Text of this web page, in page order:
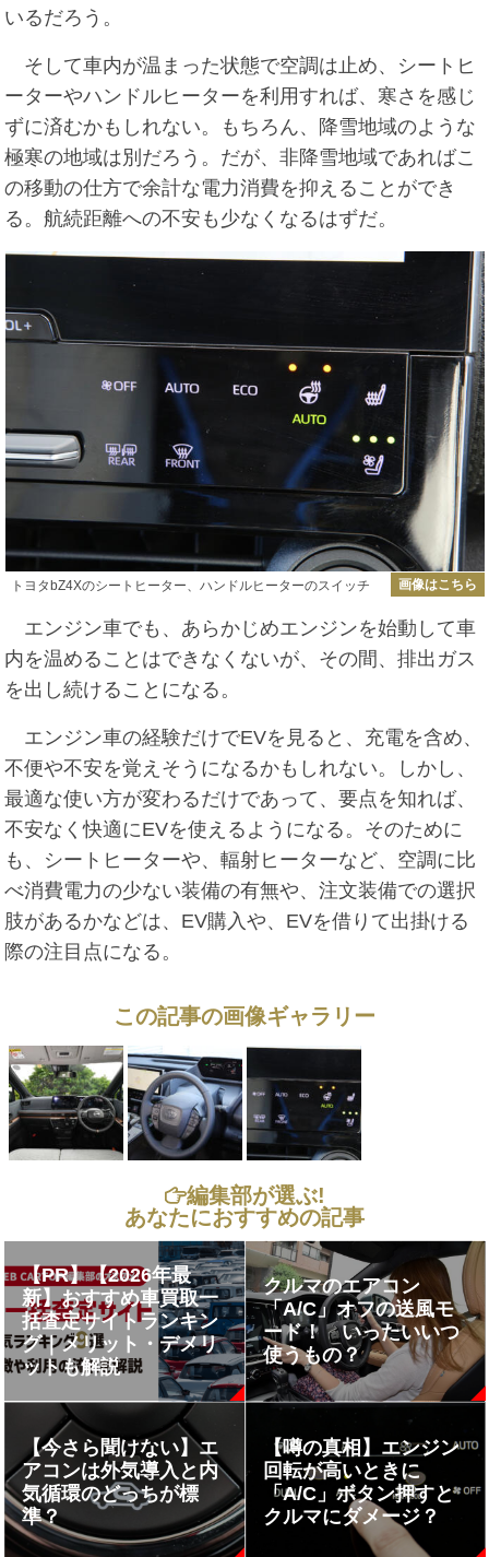
いるだろう。
そして車内が温まった状態で空調は止め、シートヒ
ーターやハンドルヒーターを利用すれば、寒さを感じ
ずに済むかもしれない。もちろん、降雪地域のような
極寒の地域は別だろう。だが、非降雪地域であればこ
の移動の仕方で余計な電力消費を抑えることができ
る。航続距離への不安も少なくなるはずだ。
トヨタbZ4Xのシートヒーター、ハンドルヒーターのスイッチ 画像はこちら
エンジン車でも、あらかじめエンジンを始動して車
内を温めることはできなくないが、その間、排出ガス
を出し続けることになる。
エンジン車の経験だけでEVを見ると、充電を含め、
不便や不安を覚えそうになるかもしれない。しかし、
最適な使い方が変わるだけであって、要点を知れば、
不安なく快適にEVを使えるようになる。そのために
も、シートヒーターや、輻射ヒーターなど、空調に比
べ消費電力の少ない装備の有無や、注文装備での選択
肢があるかなどは、EV購入や、EVを借りて出掛ける
際の注目点になる。
この記事の画像ギャラリー
編集部が選ぶ!
あなたにおすすめの記事
【PR】【2026年最
新】おすすめ車買取一
括査定サイトランキン
グ｜メリット・デメリ
ットも解説
クルマのエアコン
「A/C」オフの送風モ
ード！ いったいいつ
使うもの？
【今さら聞けない】エ
アコンは外気導入と内
気循環のどっちが標
準？
【噂の真相】エンジン
回転が高いときに
「A/C」ボタン押すと
クルマにダメージ？